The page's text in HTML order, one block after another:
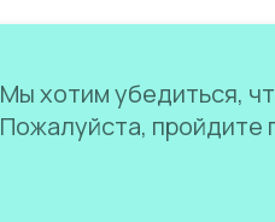
Мы хотим убедиться,
Пожалуйста, пройдите